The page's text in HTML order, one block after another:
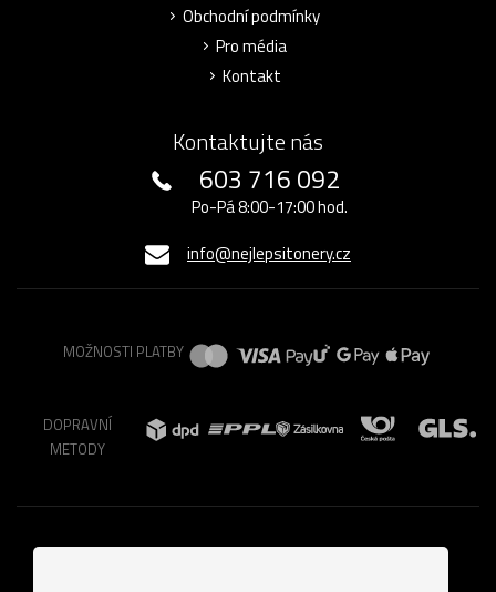
Obchodní podmínky
Pro média
Kontakt
Kontaktujte nás
603 716 092
Po-Pá 8:00-17:00 hod.
info@nejlepsitonery.cz
MOŽNOSTI PLATBY
DOPRAVNÍ
METODY